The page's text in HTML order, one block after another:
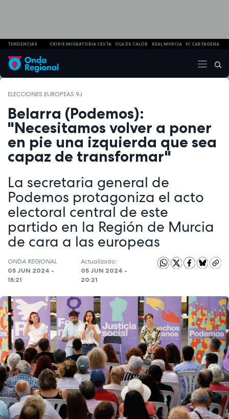
TENDENCIAS CRISIS MIGRATORIA CEUTA OLA DE CALOR REAL MURCIA FC CARTAGENA
ELECCIONES EUROPEAS 9J
Belarra (Podemos):
"Necesitamos volver a poner
en pie una izquierda que sea
capaz de transformar"
La secretaria general de
Podemos protagoniza el acto
electoral central de este
partido en la Región de Murcia
de cara a las europeas
ONDA REGIONAL
05 JUN 2024 -
15:21
Actualizado:
05 JUN 2024 -
20:21